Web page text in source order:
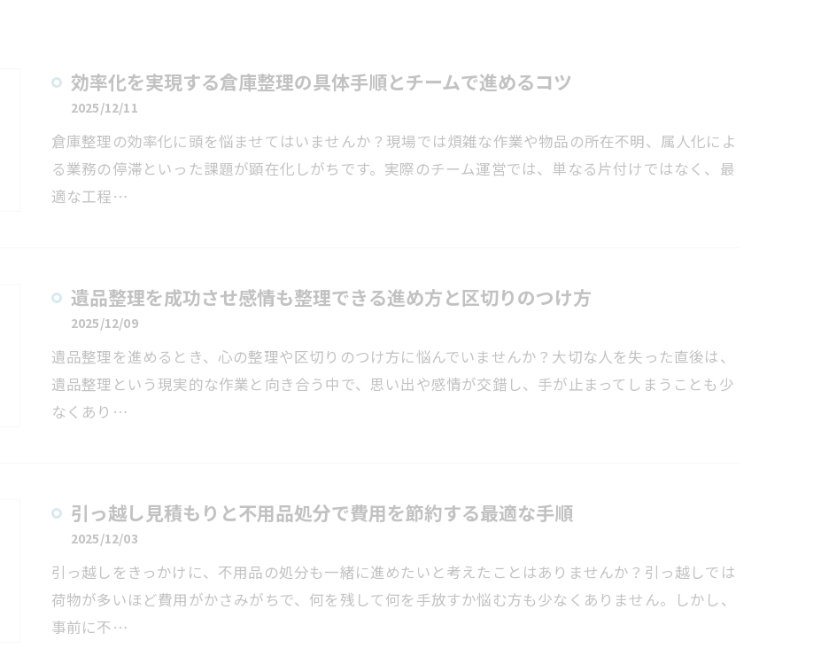
効率化を実現する倉庫整理の具体手順とチームで進めるコツ
2025/12/11
倉庫整理の効率化に頭を悩ませてはいませんか？現場では煩雑な作業や物品の所在不明、属人化によ
る業務の停滞といった課題が顕在化しがちです。実際のチーム運営では、単なる片付けではなく、最
適な工程…
遺品整理を成功させ感情も整理できる進め方と区切りのつけ方
2025/12/09
遺品整理を進めるとき、心の整理や区切りのつけ方に悩んでいませんか？大切な人を失った直後は、
遺品整理という現実的な作業と向き合う中で、思い出や感情が交錯し、手が止まってしまうことも少
なくあり…
引っ越し見積もりと不用品処分で費用を節約する最適な手順
2025/12/03
引っ越しをきっかけに、不用品の処分も一緒に進めたいと考えたことはありませんか？引っ越しでは
荷物が多いほど費用がかさみがちで、何を残して何を手放すか悩む方も少なくありません。しかし、
事前に不…